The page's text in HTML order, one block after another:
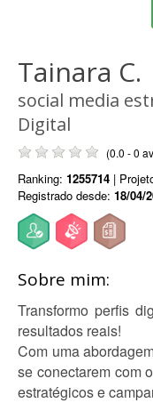
Tainara C.
social media
Digital
(0.0 - 0
Ranking: 1255714 |
Registrado desde: 18/04/
Sobre mim:
Transformo perfis
resultados reais!
Com uma
se conectarem com
estratégicos e